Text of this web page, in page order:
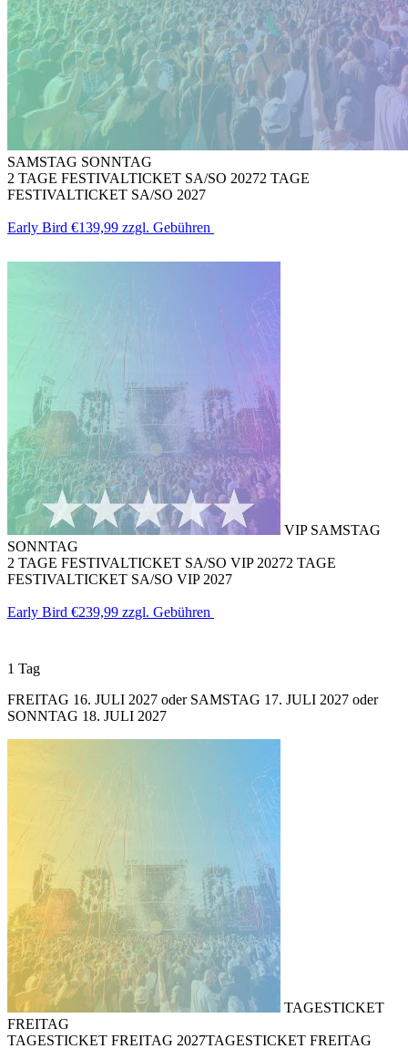
SAMSTAG SONNTAG
2 TAGE FESTIVALTICKET SA/SO 20272 TAGE
FESTIVALTICKET SA/SO 2027
Early Bird €139,99 zzgl. Gebühren
VIP SAMSTAG
SONNTAG
2 TAGE FESTIVALTICKET SA/SO VIP 20272 TAGE
FESTIVALTICKET SA/SO VIP 2027
Early Bird €239,99 zzgl. Gebühren
1 Tag
FREITAG 16. JULI 2027 oder SAMSTAG 17. JULI 2027 oder
SONNTAG 18. JULI 2027
TAGESTICKET
FREITAG
TAGESTICKET FREITAG 2027TAGESTICKET FREITAG